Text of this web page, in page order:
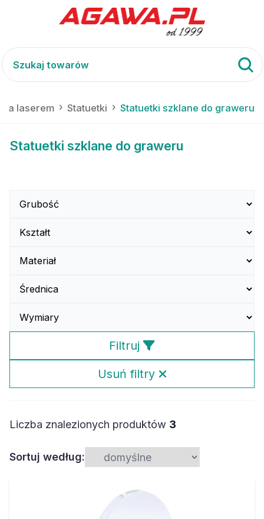
laserem Statuetki Statuetki szklane do graweru
Statuetki szklane do graweru
Filtruj
Usuń filtry
Liczba znalezionych produktów 3
Sortuj według: